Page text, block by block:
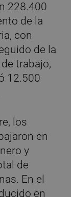
228.400
de la
con
de la
trabajo,
12.500
los
en
y
de
En el
en